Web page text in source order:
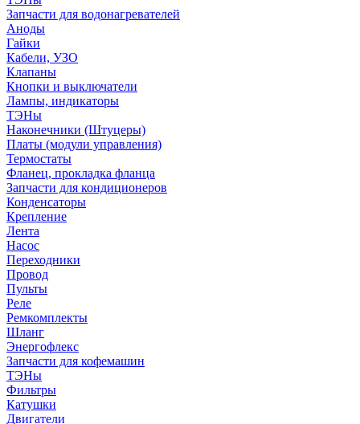
Запчасти для водонагревателей
Аноды
Гайки
Кабели, УЗО
Клапаны
Кнопки и выключатели
Лампы, индикаторы
ТЭНы
Наконечники (Штуцеры)
Платы (модули управления)
Термостаты
Фланец, прокладка фланца
Запчасти для кондиционеров
Конденсаторы
Крепление
Лента
Насос
Переходники
Провод
Пульты
Реле
Ремкомплекты
Шланг
Энергофлекс
Запчасти для кофемашин
ТЭНы
Фильтры
Катушки
Двигатели